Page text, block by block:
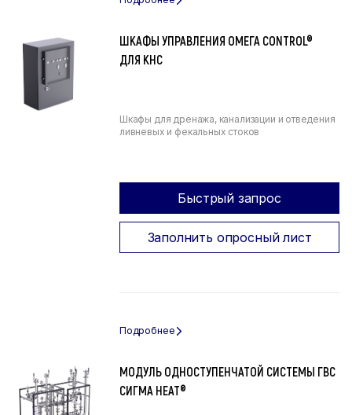
ШКАФЫ УПРАВЛЕНИЯ ОМЕГА CONTROL®
ДЛЯ КНС
Шкафы для дренажа, канализации и отведения
ливневых и фекальных стоков
Быстрый запрос
Заполнить опросный лист
МОДУЛЬ ОДНОСТУПЕНЧАТОЙ СИСТЕМЫ ГВС
СИГМА HEAT®